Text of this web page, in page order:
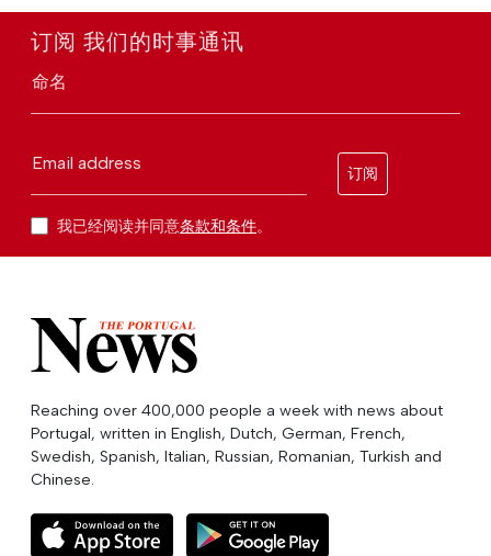
订阅 我们的时事通讯
命名
Email address
订阅
我已经阅读并同意条款和条件。
Reaching over 400,000 people a week with news about
Portugal, written in English, Dutch, German, French,
Swedish, Spanish, Italian, Russian, Romanian, Turkish and
Chinese.